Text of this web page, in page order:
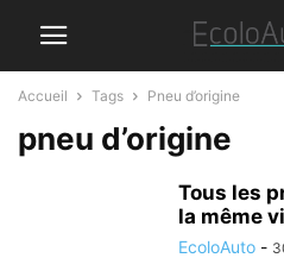
Accueil Tags Pneu d’origine
pneu d’origine
Tous les
la même
EcoloAuto -